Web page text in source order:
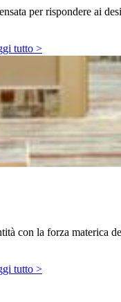
per rispondere ai
tutto >
con la forza materica
tutto >